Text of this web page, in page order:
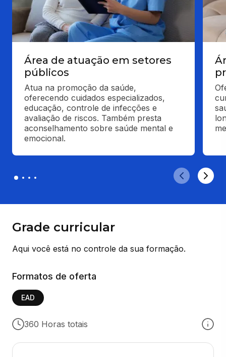
Área de atuação em setores
públicos
Atua na promoção da saúde,
oferecendo cuidados especializados,
educação, controle de infecções e
avaliação de riscos. Também presta
aconselhamento sobre saúde mental e
emocional.
Grade curricular
Aqui você está no controle da sua formação.
Formatos de oferta
EAD
360 Horas totais